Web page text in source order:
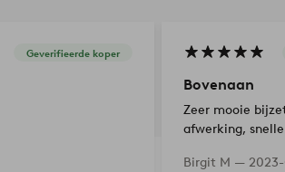
Geverifieerde koper
Bovenaan
Zeer mooie
afwerking,
Birgit M —